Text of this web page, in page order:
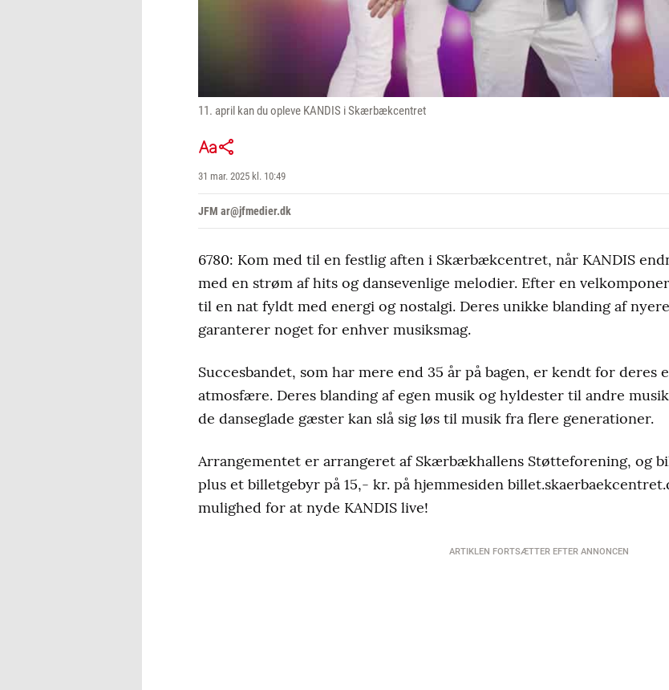
11. april kan du opleve KANDIS i Skærbækcentret
31 mar. 2025 kl. 10:49
JFM ar@jfmedier.dk
6780: Kom med til en festlig aften i Skærbækcentret, når KANDIS
med en strøm af hits og dansevenlige melodier. Efter en
til en nat fyldt med energi og nostalgi. Deres unikke blanding af
garanterer noget for enhver musiksmag.
Succesbandet, som har mere end 35 år på bagen, er kendt for deres
atmosfære. Deres blanding af egen musik og hyldester til andre
de danseglade gæster kan slå sig løs til musik fra flere generationer.
Arrangementet er arrangeret af Skærbækhallens Støtteforening, og
plus et billetgebyr på 15,- kr. på hjemmesiden
mulighed for at nyde KANDIS live!
ARTIKLEN FORTSÆTTER EFTER ANNONCEN